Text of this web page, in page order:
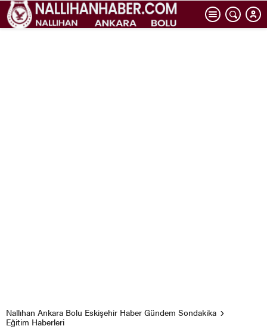
Nallıhan Ankara Bolu Eskişehir Haber Gündem Sondakika
Eğitim Haberleri